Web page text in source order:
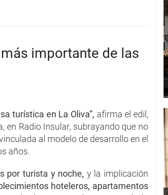
importante de las
turística en La Oliva”, afirma el edil,
en Radio Insular, subrayando que no
al modelo de desarrollo en el
años.
por turista y noche, y la implicación
hoteleros, apartamentos